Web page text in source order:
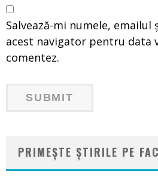
Salvează-mi numele, emailul
acest navigator pentru data
comentez.
PRIMEȘTE ȘTIRILE PE